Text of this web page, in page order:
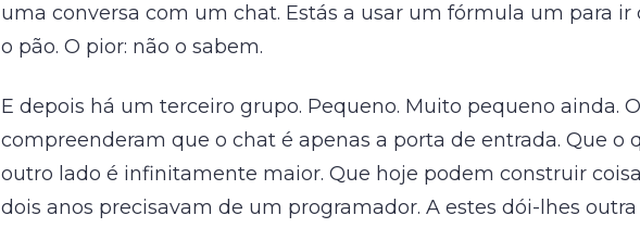
uma conversa com um chat. Estás a usar um fórmula um para ir
o pão. O pior: não o sabem.
E depois há um terceiro grupo. Pequeno. Muito pequeno ainda.
compreenderam que o chat é apenas a porta de entrada. Que o
outro lado é infinitamente maior. Que hoje podem construir
dois anos precisavam de um programador. A estes dói-lhes outra